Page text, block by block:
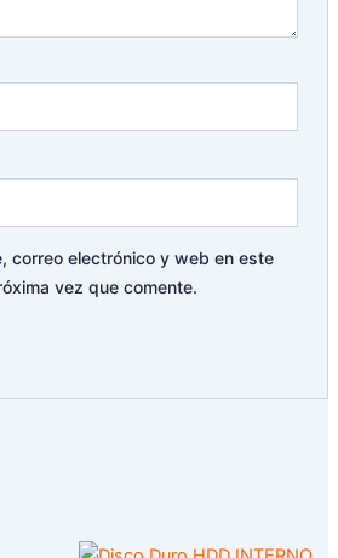
correo electrónico y web en este
vez que comente.